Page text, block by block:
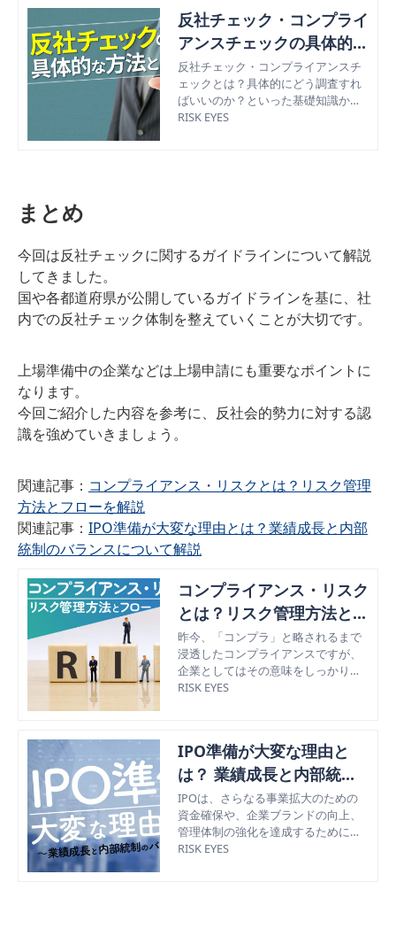
反社チェック・コンプライ
アンスチェックの具体的な
方法とは？
反社チェック・コンプライアンスチ
ェックとは？具体的にどう調査すれ
ばいいのか？といった基礎知識か
ら、反社チェック方法の選び方ま
RISK EYES
まとめ
今回は反社チェックに関するガイドラインについて解説
してきました。
国や各都道府県が公開しているガイドラインを基に、社
内での反社チェック体制を整えていくことが大切です。
上場準備中の企業などは上場申請にも重要なポイントに
なります。
今回ご紹介した内容を参考に、反社会的勢力に対する認
識を強めていきましょう。
関連記事： コンプライアンス・リスクとは？リスク管理
方法とフローを解説
関連記事： IPO準備が大変な理由とは？業績成長と内部
統制のバランスについて解説
コンプライアンス・リスク
とは？リスク管理方法とフ
ローを解説
昨今、「コンプラ」と略されるまで
浸透したコンプライアンスですが、
企業としてはその意味をしっかりと
把握しておかなくてはなりません。
たとえば、社会規範や社会道徳をは
じめ、経営者や株主、従業員を含む
ステークホルダー（利害関係者）の
利益や要請にかなうことも、その意
味に含まれるようになっています。
こうしたコンプライアンスに違反す
る恐れのことを「コンプライアン
RISK EYES
IPO準備が大変な理由と
は？ 業績成長と内部統制
のバランスについて解説
IPOは、さらなる事業拡大のための
資金確保や、企業ブランドの向上、
管理体制の強化を達成するために株
式上場するという意味です。 年間10
RISK EYES